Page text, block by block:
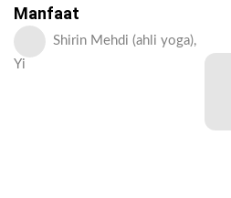
Manfaat
Shirin Mehdi (ahli yoga),
Yi